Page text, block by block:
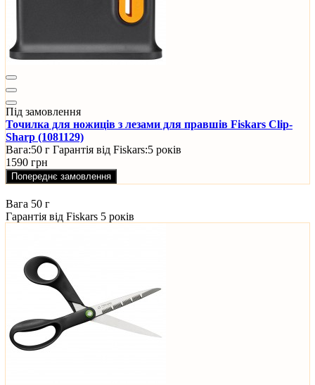
Під замовлення
Точилка для ножиців з лезами для правшів Fiskars Clip-
Sharp (1081129)
Вага:50 г Гарантія від Fiskars:5 років
1590 грн
Попереднє замовлення
Вага 50 г
Гарантія від Fiskars 5 років